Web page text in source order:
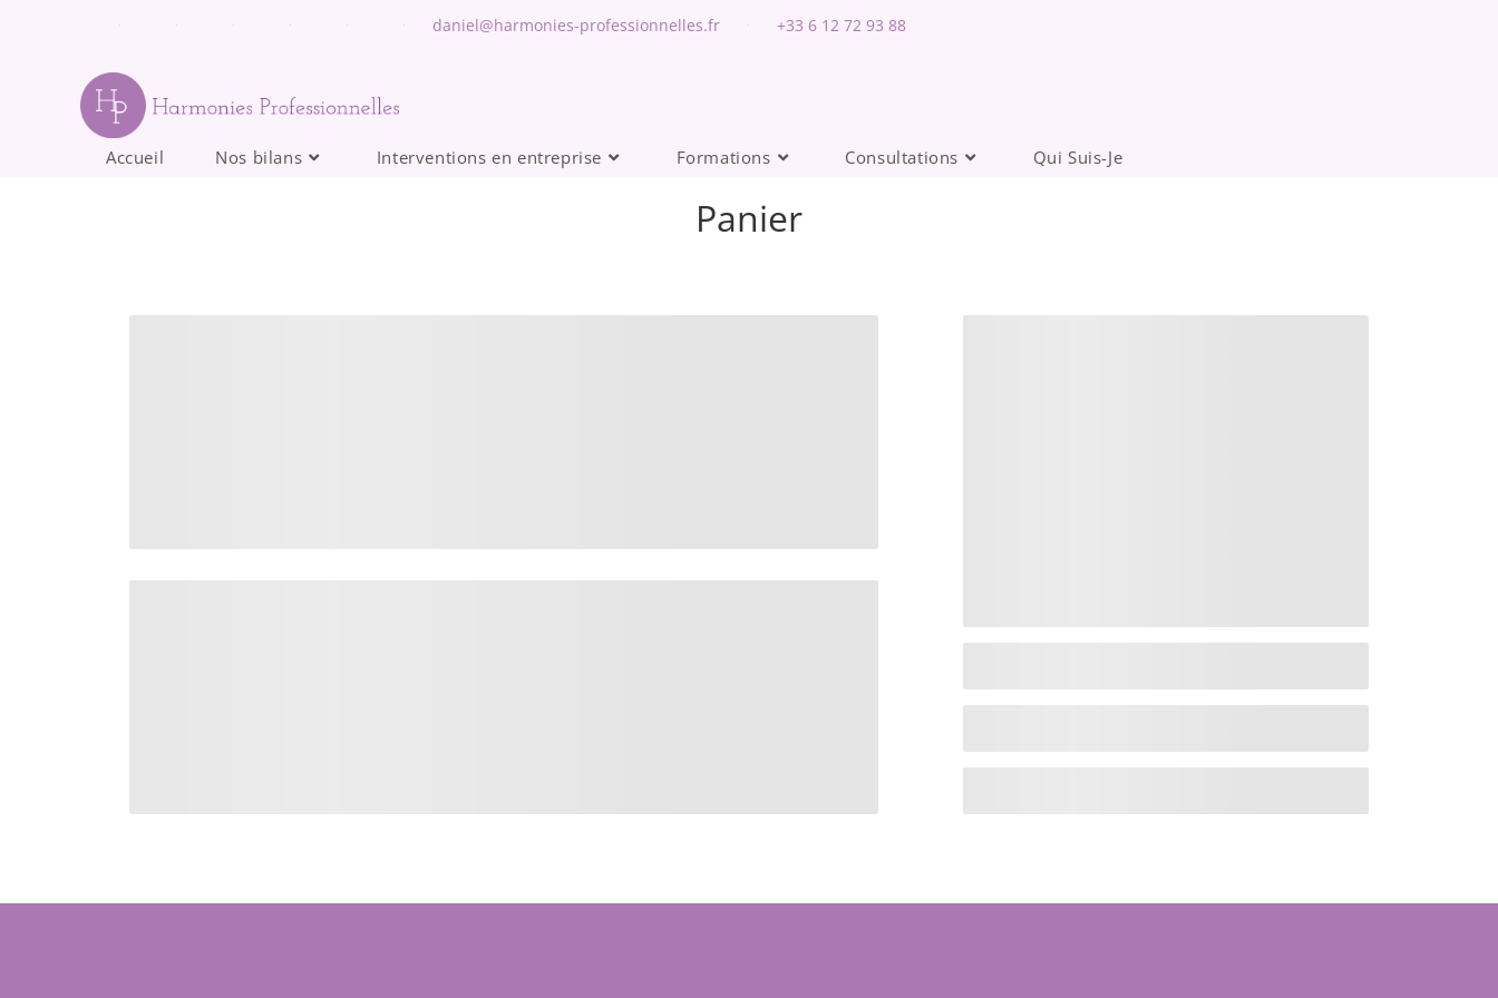
daniel@harmonies-professionnelles.fr +33 6 12 72 93 88
Accueil Nos bilans Interventions en entreprise Formations Consultations Qui Suis-Je
Panier